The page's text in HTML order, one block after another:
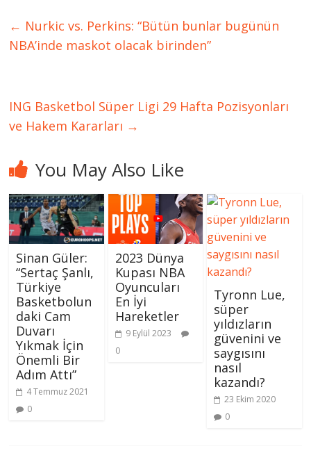
← Nurkic vs. Perkins: “Bütün bunlar bugünün
NBA’inde maskot olacak birinden”
ING Basketbol Süper Ligi 29 Hafta Pozisyonları
ve Hakem Kararları →
You May Also Like
Sinan Güler:
“Sertaç Şanlı,
Türkiye
Basketbolun
daki Cam
Duvarı
Yıkmak İçin
Önemli Bir
Adım Attı”
4 Temmuz 2021
0
2023 Dünya
Kupası NBA
Oyuncuları
En İyi
Hareketler
9 Eylül 2023
0
Tyronn Lue,
süper
yıldızların
güvenini ve
saygısını
nasıl
kazandı?
23 Ekim 2020
0